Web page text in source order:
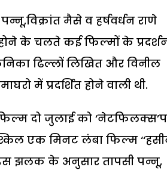
मैसे व हर्षवर्धन राणे
के चलते कई फिल्मों के
ढिल्लों लिखित और विनील
में प्रदर्शित होने वाली थी.
दो जुलाई को
एक मिनट लंबा फिल्म
झलक के अनुसार तापसी पन्नू,